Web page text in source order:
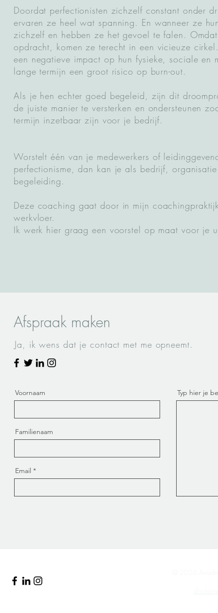
Doordat perfectionisten zichzelf constant onder
ervaren ze heel wat spanning. En wanneer ze
zichzelf en hebben ze het gevoel te falen.
opdracht, komen ze terecht in een vicieuze
een negatieve impact op hun fysieke, sociale
lange termijn een groot risico op burn-out.
Als je hen echter goed begeleid, zijn dit
de juiste manier te versterken en ondersteunen
termijn inzetbaar zijn voor je bedrijf.
Worstelt één van je medewerkers of
perfectionisme, dan kan je als bedrijf,
begeleiding.
Deze coaching gaat door in mijn
werkvloer.
Ik werk hier graag een voorstel op maat voor je
Afspraak maken
Ja, ik wens dat je contact met me opneemt.
Voornaam
Familienaam
Email
Typ hier je